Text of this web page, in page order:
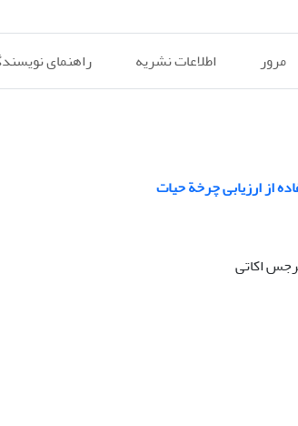
مرور اطلاعات نشریه راهنمای
از ارزیابی چرخة حیات
اکاتی